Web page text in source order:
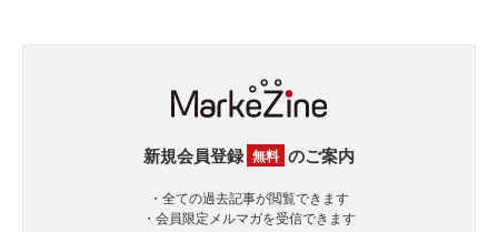
新規会員登録 無料 のご案内
・全ての過去記事が閲覧できます
・会員限定メルマガを受信できます